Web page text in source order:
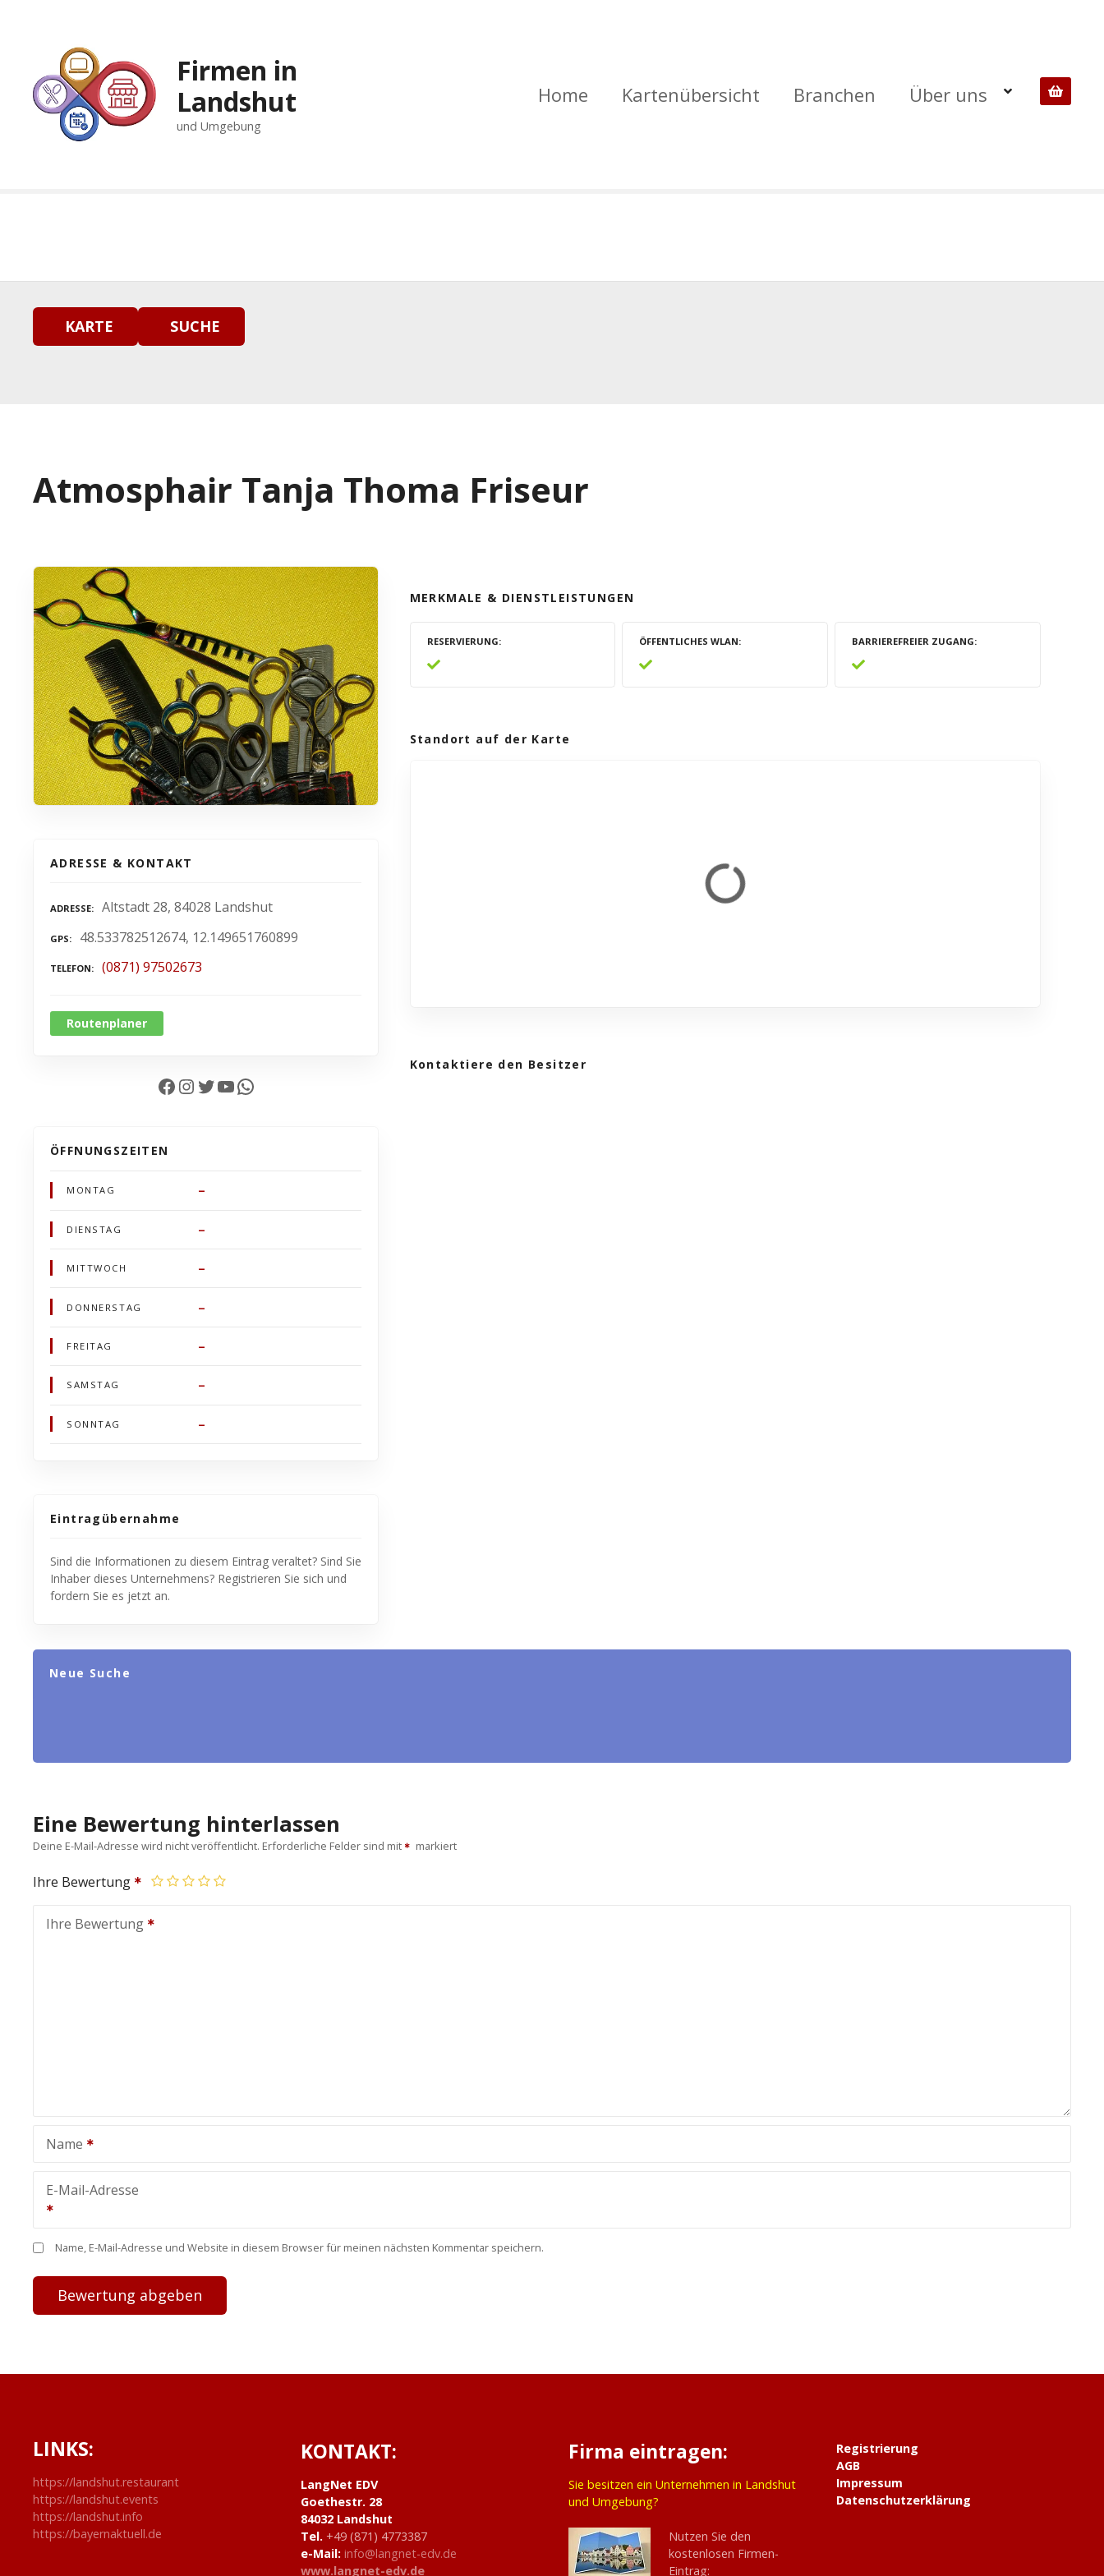
g
Firmen in
Landshut
und Umgebung
Home Kartenübersicht Branchen Über uns
KARTE SUCHE
Atmosphair Tanja Thoma Friseur
ADRESSE & KONTAKT
ADRESSE Altstadt 28, 84028 Landshut
GPS 48.533782512674, 12.149651760899
TELEFON (0871) 97502673
Routenplaner
Facebook InstagramTwitter YouTube WhatsApp
ÖFFNUNGSZEITEN
MONTAG –
DIENSTAG –
MITTWOCH –
DONNERSTAG –
FREITAG –
SAMSTAG –
SONNTAG –
Eintragübernahme
Sind die Informationen zu diesem Eintrag veraltet? Sind Sie
Inhaber dieses Unternehmens? Registrieren Sie sich und
fordern Sie es jetzt an.
MERKMALE & DIENSTLEISTUNGEN
RESERVIERUNG ÖFFENTLICHES WLAN BARRIEREFREIER ZUGANG
Standort auf der Karte
Kontaktiere den Besitzer
Neue Suche
Eine Bewertung hinterlassen
Deine E-Mail-Adresse wird nicht veröffentlicht. Erforderliche Felder sind mit markiert
Ihre Bewertung
Ihre Bewertung
Name
E-Mail-Adresse
Name, E-Mail-Adresse und Website in diesem Browser für meinen nächsten Kommentar speichern.
LINKS:
https://landshut.restaurant
https://landshut.events
https://landshut.info
https://bayernaktuell.de
KONTAKT:
LangNet EDV
Goethestr. 28
84032 Landshut
Tel. +49 (871) 4773387
e-Mail: info@langnet-edv.de
www.langnet-edv.de
Firma eintragen:
Sie besitzen ein Unternehmen in Landshut
und Umgebung?
Nutzen Sie den
kostenlosen Firmen-
Eintrag:
Registrierung
AGB
Impressum
Datenschutzerklärung